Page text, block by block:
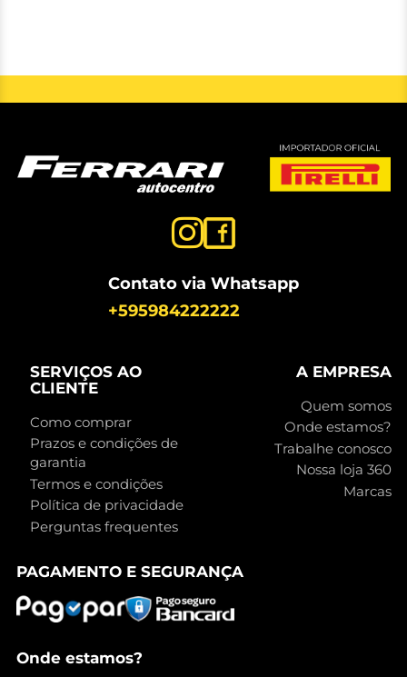
Contato via Whatsapp
+595984222222
SERVIÇOS AO
CLIENTE
Como comprar
Prazos e condições de
garantia
Termos e condições
Política de privacidade
Perguntas frequentes
A EMPRESA
Quem somos
Onde estamos?
Trabalhe conosco
Nossa loja 360
Marcas
PAGAMENTO E SEGURANÇA
Onde estamos?